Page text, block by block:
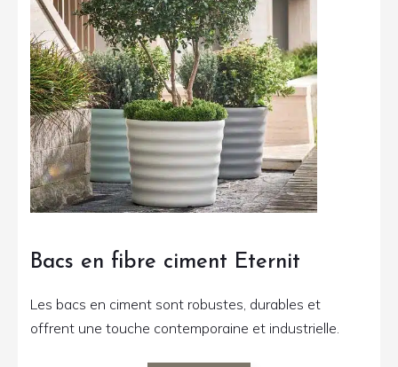
Bacs en fibre ciment Eternit
Les bacs en ciment sont robustes, durables et
offrent une touche contemporaine et industrielle.